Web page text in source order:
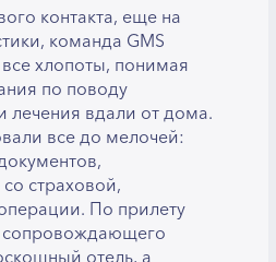
контакта, еще на
команда GMS
хлопоты, понимая
по поводу
лечения вдали от дома.
все до мелочей:
страховой,
По прилету